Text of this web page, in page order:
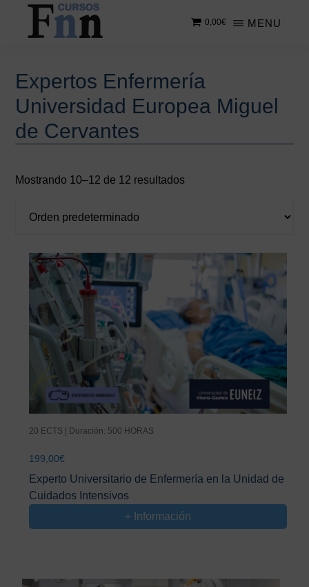
Saltar
contenido
cursos
online
MENU
0,00€
Expertos Enfermería
Universidad Europea Miguel
de Cervantes
Mostrando 10–12 de 12 resultados
20 ECTS | Duración: 500 HORAS
199,00€
Experto Universitario de Enfermería en la Unidad de
Cuidados Intensivos
+ Información